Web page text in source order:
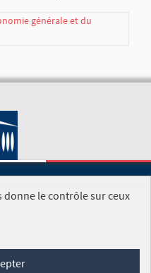
générale et du
NATIONALE
(CGU)
donne le contrôle sur ceux